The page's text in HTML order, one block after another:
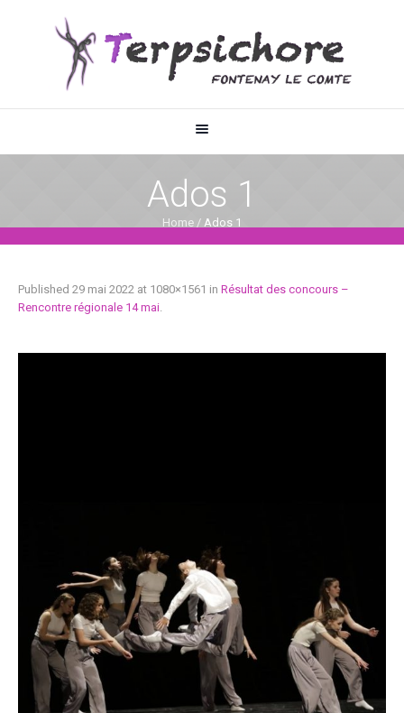
Ados 1
Home / Ados 1
Published 29 mai 2022 at 1080×1561 in Résultat des concours –
Rencontre régionale 14 mai.